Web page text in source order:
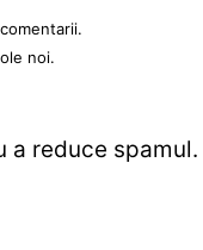
noi.
a reduce spamul.